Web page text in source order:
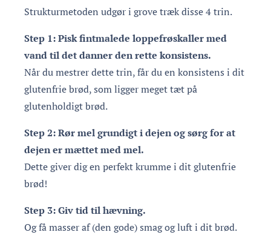
Strukturmetoden udgør i grove træk disse 4 trin.
Step 1: Pisk fintmalede loppefrøskaller med
vand til det danner den rette konsistens.
Når du mestrer dette trin, får du en konsistens i dit
glutenfrie brød, som ligger meget tæt på
glutenholdigt brød.
Step 2: Rør mel grundigt i dejen og sørg for at
dejen er mættet med mel.
Dette giver dig en perfekt krumme i dit glutenfrie
brød!
Step 3: Giv tid til hævning.
Og få masser af (den gode) smag og luft i dit brød.